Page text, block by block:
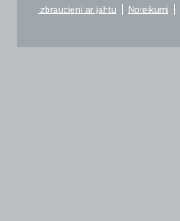
Izbraucieni ar jahtu Noteikumi